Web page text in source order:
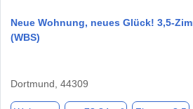
Neue Wohnung, neues Glück! 3,5-
(WBS)
Dortmund, 44309